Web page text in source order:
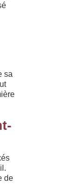
sa
de